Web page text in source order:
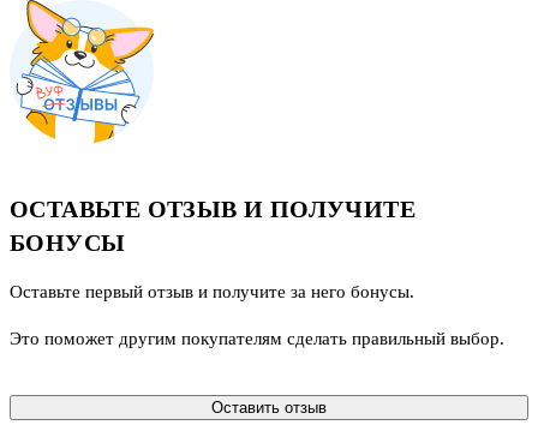
было предположить по его внешнему виду.
ОСТАВЬТЕ ОТЗЫВ И ПОЛУЧИТЕ
БОНУСЫ
Оставьте первый отзыв и получите за него бонусы.
Это поможет другим покупателям сделать правильный выбор.
Оставить отзыв